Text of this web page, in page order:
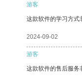
游客
这款软件的学习方式
2024-09-02
游客
这款软件的售后服务